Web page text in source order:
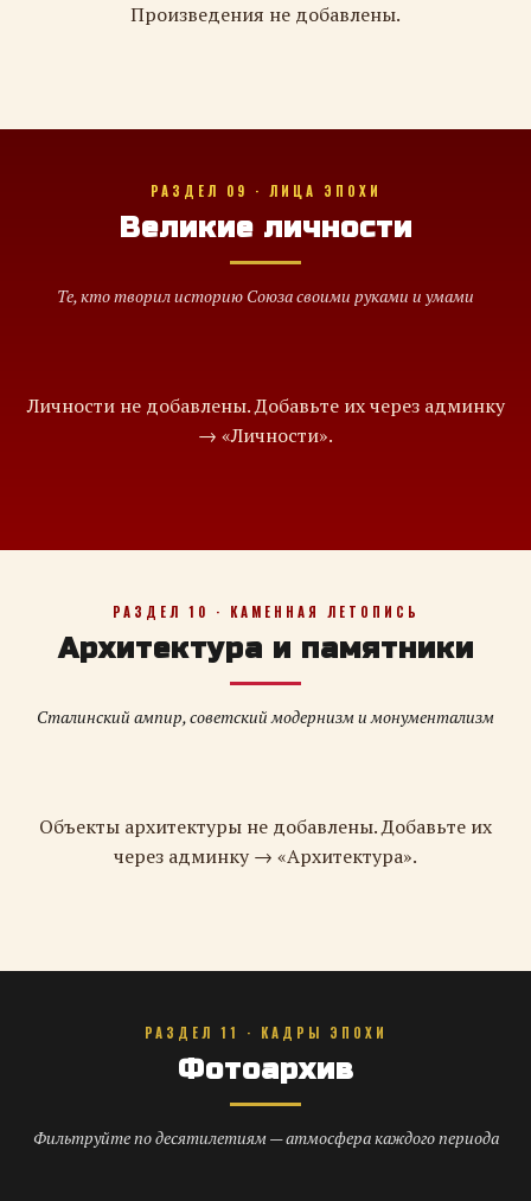
Произведения не добавлены.
РАЗДЕЛ 09 · ЛИЦА ЭПОХИ
Великие личности
Те, кто творил историю Союза своими руками и умами
Личности не добавлены. Добавьте их через админку
→ «Личности».
РАЗДЕЛ 10 · КАМЕННАЯ ЛЕТОПИСЬ
Архитектура и памятники
Сталинский ампир, советский модернизм и монументализм
Объекты архитектуры не добавлены. Добавьте их
через админку → «Архитектура».
РАЗДЕЛ 11 · КАДРЫ ЭПОХИ
Фотоархив
Фильтруйте по десятилетиям — атмосфера каждого периода